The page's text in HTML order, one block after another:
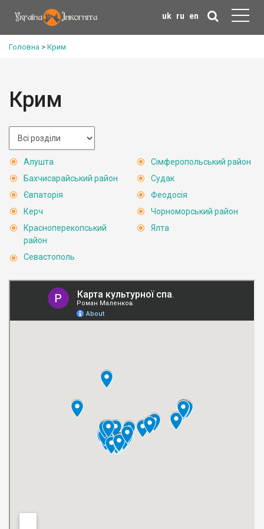
uk ru en
Головна > Крим
Крим
Алушта
Бахчисарайський район
Євпаторія
Керч
Красноперекопський
район
Севастополь
Сімферопольський район
Судак
Феодосія
Чорноморський район
Ялта